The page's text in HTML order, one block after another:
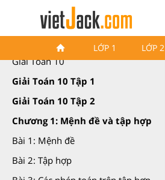
LỚP 1 LỚP 2
Toán 10 Chân trời sáng tạo
Giải Toán 10
Giải Toán 10 Tập 1
Giải Toán 10 Tập 2
Chương 1: Mệnh đề và tập hợp
Bài 1: Mệnh đề
Bài 2: Tập hợp